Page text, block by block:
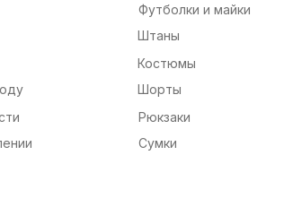
Футболки и майки
Штаны
Костюмы
Шорты
Рюкзаки
Сумки